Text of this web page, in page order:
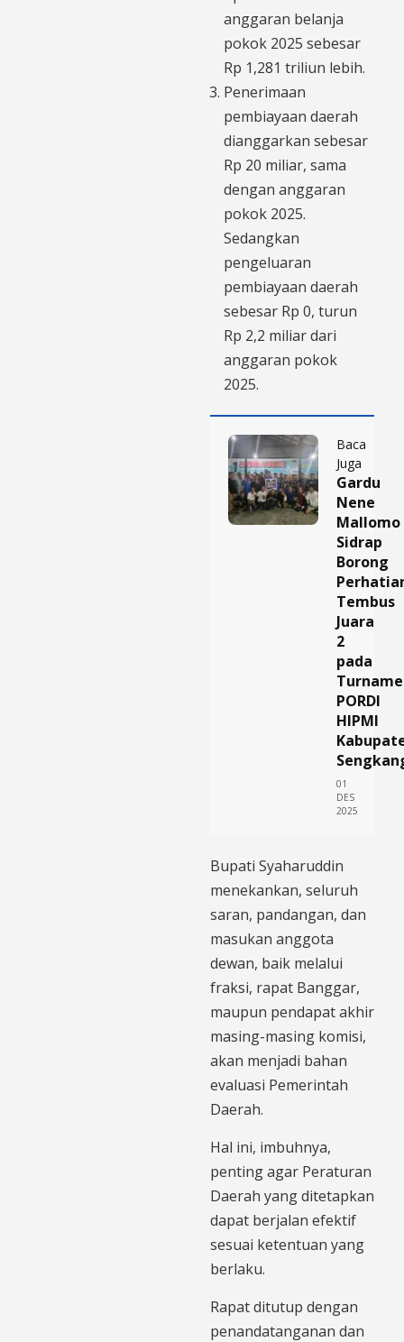
anggaran belanja
pokok 2025 sebesar
Rp 1,281 triliun lebih.
Penerimaan
pembiayaan daerah
dianggarkan sebesar
Rp 20 miliar, sama
dengan anggaran
pokok 2025.
Sedangkan
pengeluaran
pembiayaan daerah
sebesar Rp 0, turun
Rp 2,2 miliar dari
anggaran pokok
2025.
Baca
Juga
Gardu
Nene
Mallomo
Sidrap
Borong
Tembus
Juara
2
pada
PORDI
HIPMI
01
DES
2025
Bupati Syaharuddin
menekankan, seluruh
saran, pandangan, dan
masukan anggota
dewan, baik melalui
fraksi, rapat Banggar,
maupun pendapat akhir
masing-masing komisi,
akan menjadi bahan
evaluasi Pemerintah
Daerah.
Hal ini, imbuhnya,
penting agar Peraturan
Daerah yang ditetapkan
dapat berjalan efektif
sesuai ketentuan yang
berlaku.
Rapat ditutup dengan
penandatanganan dan